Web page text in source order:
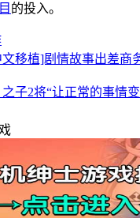
的投入。
文移植]剧情故事出差商
之子2将“让正常的事情